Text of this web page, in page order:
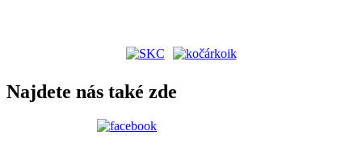
Najdete nás také zde